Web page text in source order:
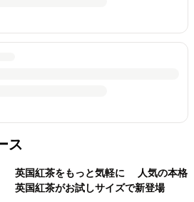
ス
英国紅茶をもっと気軽に 人気の本格
英国紅茶がお試しサイズで新登場